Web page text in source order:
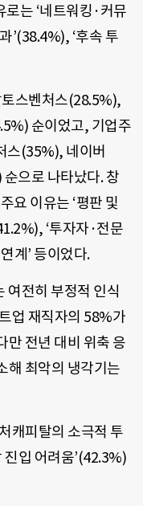
는 ‘네트워킹·커뮤
’(38.4%), ‘후속 투
스벤처스(28.5%),
순이었고, 기업주
스(35%), 네이버
으로 나타났다. 창
요 이유는 ‘평판 및
‘투자자·전문
계’ 등이었다.
여전히 부정적 인식
업 재직자의 58%가
만 전년 대비 위축 응
해 최악의 냉각기는
캐피탈의 소극적 투
진입 어려움’(42.3%)